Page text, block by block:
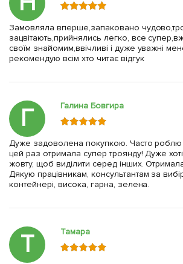
Замовляла вперше,запаковано
зацвітають,прийнялись легко, все
своїм знайомим,ввічливі і дуже уважні
рекомендую всім хто читає відгук
Г Галина Бовгира
Дуже задоволена покупкою. Часто
цей раз отримала супер троянду! Дуже
жовту, щоб виділити серед інших.
Дякую працівникам, консультантам за
контейнері, висока, гарна, зелена.
Т Тамара